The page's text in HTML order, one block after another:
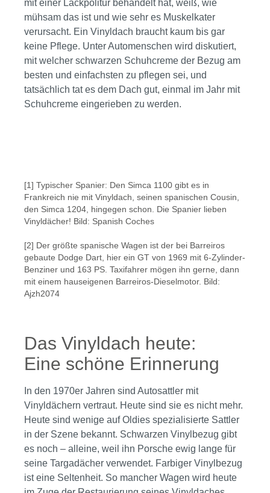
mit einer Lackpolitur behandelt hat, weiß, wie
mühsam das ist und wie sehr es Muskelkater
verursacht. Ein Vinyldach braucht kaum bis gar
keine Pflege. Unter Automenschen wird diskutiert,
mit welcher schwarzen Schuhcreme der Bezug am
besten und einfachsten zu pflegen sei, und
tatsächlich tat es dem Dach gut, einmal im Jahr mit
Schuhcreme eingerieben zu werden.
[1] Typischer Spanier: Den Simca 1100 gibt es in
Frankreich nie mit Vinyldach, seinen spanischen Cousin,
den Simca 1204, hingegen schon. Die Spanier lieben
Vinyldächer! Bild: Spanish Coches
[2] Der größte spanische Wagen ist der bei Barreiros
gebaute Dodge Dart, hier ein GT von 1969 mit 6-Zylinder-
Benziner und 163 PS. Taxifahrer mögen ihn gerne, dann
mit einem hauseigenen Barreiros-Dieselmotor. Bild:
Ajzh2074
Das Vinyldach heute:
Eine schöne Erinnerung
In den 1970er Jahren sind Autosattler mit
Vinyldächern vertraut. Heute sind sie es nicht mehr.
Heute sind wenige auf Oldies spezialisierte Sattler
in der Szene bekannt. Schwarzen Vinylbezug gibt
es noch – alleine, weil ihn Porsche ewig lange für
seine Targadächer verwendet. Farbiger Vinylbezug
ist eine Seltenheit. So mancher Wagen wird heute